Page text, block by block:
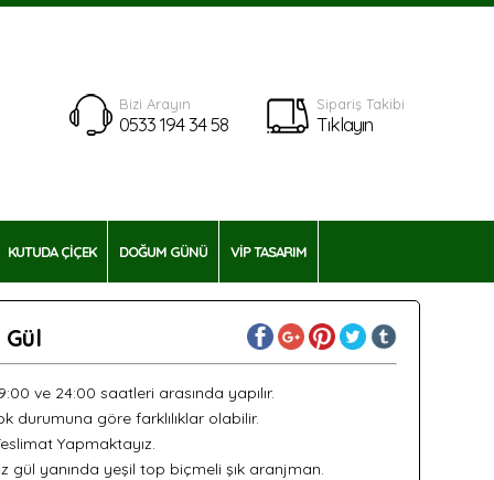
Bizi Arayın
0533 194 34 58
Sipariş Takibi
Tıklayın
KUTUDA ÇİÇEK DOĞUM GÜNÜ VİP TASARIM
ve 24:00 saatleri arasında yapılır.
durumuna göre farklılıklar olabilir.
Yapmaktayız.
yanında yeşil top biçmeli şık aranjman.